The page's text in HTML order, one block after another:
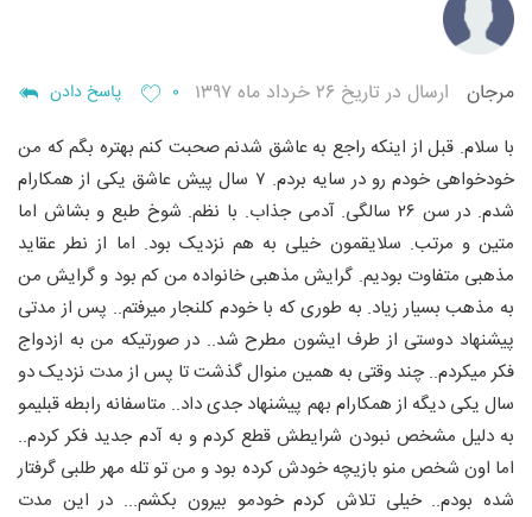
مرجان ارسال در تاریخ ۲۶ خرداد ماه ۱۳۹۷ ۰ پاسخ دادن
با سلام. قبل از اینکه راجع به عاشق شدنم صحبت کنم بهتره بگم که من
خودخواهی خودم رو در سایه بردم. ۷ سال پیش عاشق یکی از همکارام
شدم. در سن ۲۶ سالگی. آدمی جذاب. با نظم. شوخ طبع و بشاش اما
متین و مرتب. سلایقمون خیلی به هم نزدیک بود. اما از نطر عقاید
مذهبی متفاوت بودیم. گرایش مذهبی خانواده من کم بود و گرایش من
به مذهب بسیار زیاد. به طوری که با خودم کلنجار میرفتم.. پس از مدتی
پیشنهاد دوستی از طرف ایشون مطرح شد.. در صورتیکه من به ازدواج
فکر میکردم.. چند وقتی به همین منوال گذشت تا پس از مدت نزدیک دو
سال یکی دیگه از همکارام بهم پیشنهاد جدی داد.. متاسفانه رابطه قبلیمو
به دلیل مشخص نبودن شرایطش قطع کردم و به آدم جدید فکر کردم..
اما اون شخص منو بازیچه خودش کرده بود و من تو تله مهر طلبی گرفتار
شده بودم.. خیلی تلاش کردم خودمو بیرون بکشم... در این مدت